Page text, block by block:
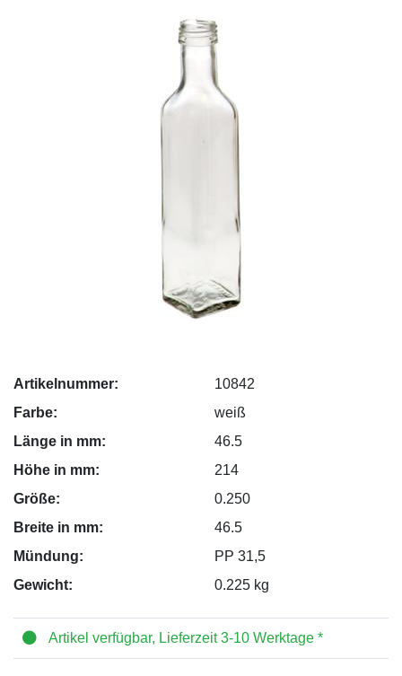
Artikelnummer:
10842
Farbe:
weiß
Länge in mm:
46.5
Höhe in mm:
214
Größe:
0.250
Breite in mm:
46.5
Mündung:
PP 31,5
Gewicht:
0.225 kg
Artikel verfügbar, Lieferzeit 3-10 Werktage *